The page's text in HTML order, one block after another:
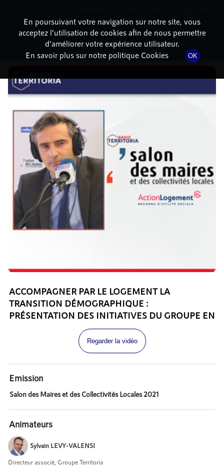
DÉTAILS DE L'ÉPISODE
16 novembre 2021à 15h11, durée : 14 minutes
ACCOMPAGNER PAR LE LOGEMENT LA
TRANSITION DÉMOGRAPHIQUE :
PRÉSENTATION DES INITIATIVES DU GROUPE EN
FAVEUR DU LOGEMENT DES SENIORS
Regarder la vidéo
Emission
Salon des Maires et des Collectivités Locales 2021
Animateurs
Sylvain LEVY-VALENSI
Directeur associé, Groupe Territoria
En poursuivant votre navigation sur notre site, vous
acceptez l’utilisation de cookies afin de nous permettre
d’améliorer votre expérience utilisateur.
En savoir plus sur notre politique Cookies
OK
dessous pour l'installer.
Non merci Télécharger l'application